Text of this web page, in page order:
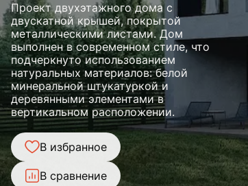
Проект двухэтажного дома с
двускатной крышей, покрытой
металлическими листами. Дом
выполнен в современном стиле, что
подчеркнуто использованием
натуральных материалов: белой
минеральной штукатуркой и
деревянными элементами в
вертикальном расположении.
В избранное
В сравнение